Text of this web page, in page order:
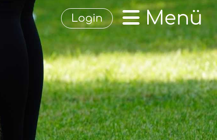
Login Menü